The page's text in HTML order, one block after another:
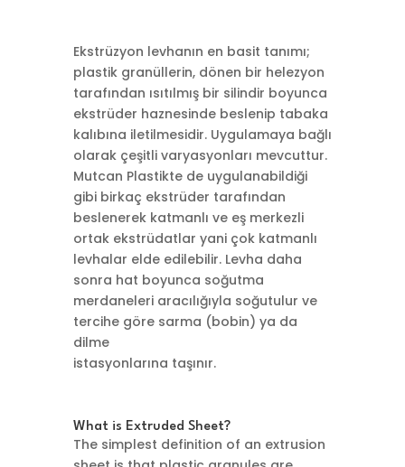
Ekstrüzyon levhanın en basit tanımı;
plastik granüllerin, dönen bir helezyon
tarafından ısıtılmış bir silindir boyunca
ekstrüder haznesinde beslenip tabaka
kalıbına iletilmesidir. Uygulamaya bağlı
olarak çeşitli varyasyonları mevcuttur.
Mutcan Plastikte de uygulanabildiği
gibi birkaç ekstrüder tarafından
beslenerek katmanlı ve eş merkezli
ortak ekstrüdatlar yani çok katmanlı
levhalar elde edilebilir. Levha daha
sonra hat boyunca soğutma
merdaneleri aracılığıyla soğutulur ve
tercihe göre sarma (bobin) ya da
dilme
istasyonlarına taşınır.
What is Extruded Sheet?
The simplest definition of an extrusion